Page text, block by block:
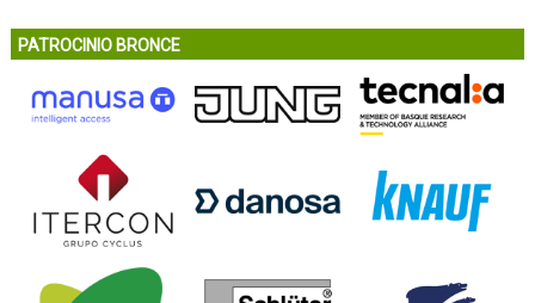
PATROCINIO BRONCE